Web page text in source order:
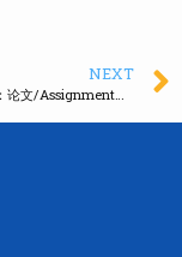
NEXT
澳洲作业代写：论文/Assignment代写，不限类型难度，急单速来！